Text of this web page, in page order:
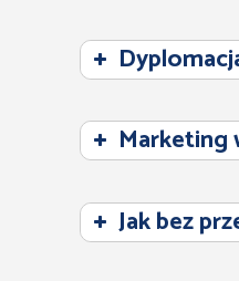
Marketing
Jak bez